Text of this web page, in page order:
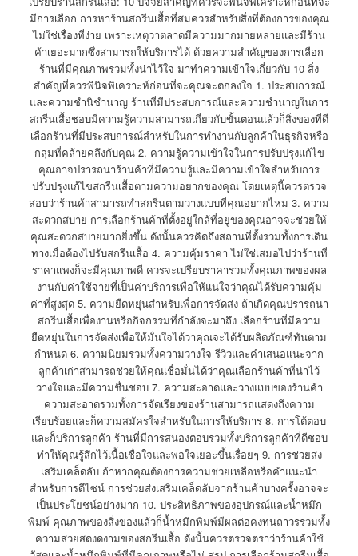
มีการเลือก การหาร้านสกรีนเสื้อที่สมควรสำหรับสิ่งที่ต้องการของคุณ
ไม่ใช่เรื่องที่ง่าย เพราะเหตุว่าตลาดมีความมากมายหลายและมีร้าน
ค้าเยอะมากซึ่งสามารถให้บริการได้ ด้วยความสำคัญของการเลือก
ร้านที่มีคุณภาพรวมทั้งน่าไว้ใจ มาทำความเข้าใจเกี่ยวกับ 10 สิ่ง
สำคัญที่ควรพินิจพิเคราะห์ก่อนที่จะคุณจะตกลงใจ 1. ประสบการณ์
และความชำนิชำนาญ ร้านที่มีประสบการณ์และความชำนาญในการ
สกรีนเสื้อชอบมีความรู้ความสามารถเกี่ยวกับขั้นตอนแล้วก็สิ่งของที่ดี
เลือกร้านที่มีประสบการณ์สำหรับในการทำงานกับลูกค้าในธุรกิจหรือ
กลุ่มที่คล้ายคลึงกับคุณ 2. ความรู้ความเข้าใจในการปรับปรุงแก้ไข
คุณอาจปรารถนาร้านค้าที่มีความรู้และมีความเข้าใจสำหรับการ
ปรับปรุงแก้ไขสกรีนเสื้อตามความอยากของคุณ โดยเหตุนี้ควรตรวจ
สอบว่าร้านค้าสามารถทำสกรีนตามวางแบบที่คุณอยากไหม 3. ความ
สะดวกสบาย การเลือกร้านค้าที่ตั้งอยู่ใกล้ที่อยู่ของคุณอาจจะช่วยให้
คุณสะดวกสบายมากยิ่งขึ้น ดังนั้นควรคิดถึงสถานที่ตั้งรวมทั้งการเดิน
ทางเมื่อต้องไปรับสกรีนเสื้อ 4. ความคุ้มราคา ไม่ใช่เสมอไปว่าร้านที่
ราคาแพงก็จะมีคุณภาพดี ควรจะเปรียบราคารวมทั้งคุณภาพของผล
งานกับค่าใช้จ่ายที่เป็นค่าบริการเพื่อให้แน่ใจว่าคุณได้รับความคุ้ม
ค่าที่สูงสุด 5. ความยืดหยุ่นสำหรับเพื่อการจัดส่ง ถ้าเกิดคุณปรารถนา
สกรีนเสื้อเพื่องานหรือกิจกรรมที่กำลังจะมาถึง เลือกร้านที่มีความ
ยืดหยุ่นในการจัดส่งเพื่อให้มั่นใจได้ว่าคุณจะได้รับผลิตภัณฑ์ทันตาม
กำหนด 6. ความนิยมรวมทั้งความวางใจ รีวิวและคำเสนอแนะจาก
ลูกค้าเก่าสามารถช่วยให้คุณเชื่อมั่นได้ว่าคุณเลือกร้านค้าที่น่าไว้
วางใจและมีความชื่นชอบ 7. ความสะอาดและวางแบบของร้านค้า
ความสะอาดรวมทั้งการจัดเรียงของร้านสามารถแสดงถึงความ
เรียบร้อยและก็ความสมัครใจสำหรับในการให้บริการ 8. การโต้ตอบ
และก็บริการลูกค้า ร้านที่มีการสนองตอบรวมทั้งบริการลูกค้าที่ดีชอบ
ทำให้คุณรู้สึกไว้เนื้อเชื่อใจและพอใจเยอะขึ้นเรื่อยๆ 9. การช่วยส่ง
เสริมเคล็ดลับ ถ้าหากคุณต้องการความช่วยเหลือหรือคำแนะนำ
สำหรับการดีไซน์ การช่วยส่งเสริมเคล็ดลับจากร้านค้าบางครั้งอาจจะ
เป็นประโยชน์อย่างมาก 10. ประสิทธิภาพของอุปกรณ์และน้ำหมึก
พิมพ์ คุณภาพของสิ่งของแล้วก็น้ำหมึกพิมพ์มีผลต่อคงทนถาวรรวมทั้ง
ความสวยสดงดงามของสกรีนเสื้อ ดังนั้นควรตรวจตราว่าร้านค้าใช้